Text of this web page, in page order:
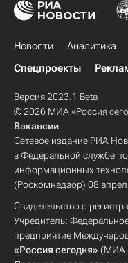
Новости Аналитика
Спецпроекты
Версия 2023.1 Beta
© 2026 МИА «Россия
Вакансии
Сетевое издание РИА
в Федеральной службе
информационных
(Роскомнадзор) 08
Свидетельство о
Учредитель:
предприятие
«Россия сегодня» (МИА